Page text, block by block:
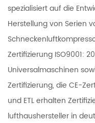
spezialisiert auf die
Herstellung von Serien
Zertifizierung ISO9001:
Universalmaschinen
Zertifizierung, die CE-
und ETL erhalten
lufthaushersteller in